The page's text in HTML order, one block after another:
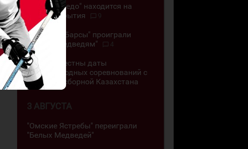
ЖХК "Торпедо" находится на
грани закрытия
9
"Снежные Барсы" проиграли
"Белым Медведям"
4
Стали известны даты
международных соревнований с
участием сборной Казахстана
3 АВГУСТА
"Омские Ястребы" переиграли
"Белых Медведей"